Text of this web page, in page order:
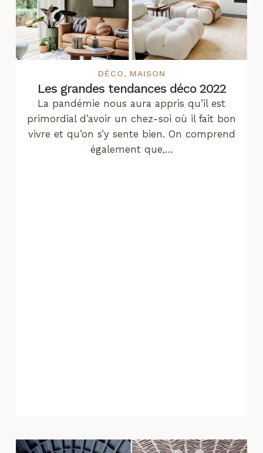
DÉCO, MAISON
Les grandes tendances déco 2022
La pandémie nous aura appris qu’il est
primordial d’avoir un chez-soi où il fait bon
vivre et qu’on s’y sente bien. On comprend
également que,…